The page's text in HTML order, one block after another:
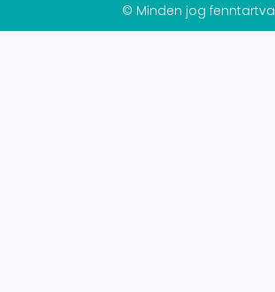
© Minden jog fenntartva